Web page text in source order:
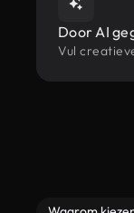
Door AI
Vul